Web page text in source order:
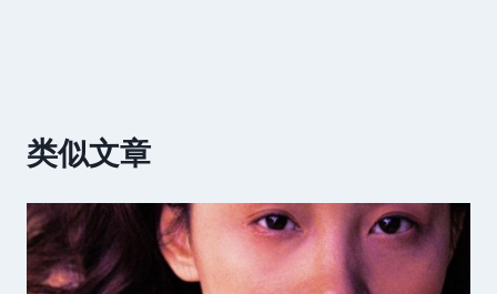
类似文章